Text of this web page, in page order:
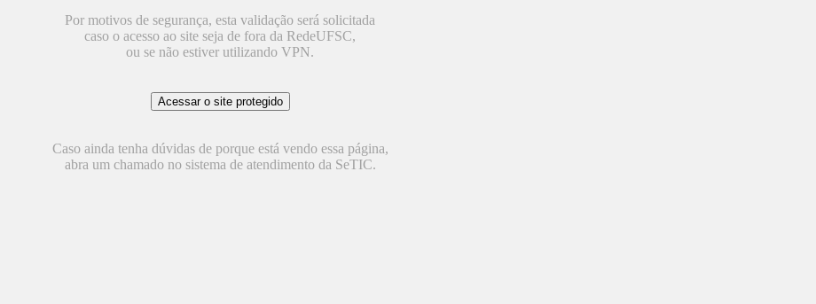
Por motivos de segurança, esta validação será solicitada
caso o acesso ao site seja de fora da RedeUFSC,
ou se não estiver utilizando VPN.
Caso ainda tenha dúvidas de porque está vendo essa página,
abra um chamado no sistema de atendimento da SeTIC.